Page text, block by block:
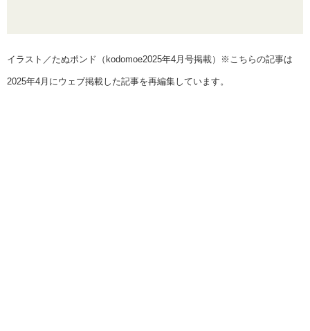
イラスト／たぬポンド（kodomoe2025年4月号掲載）※こちらの記事は
2025年4月にウェブ掲載した記事を再編集しています。